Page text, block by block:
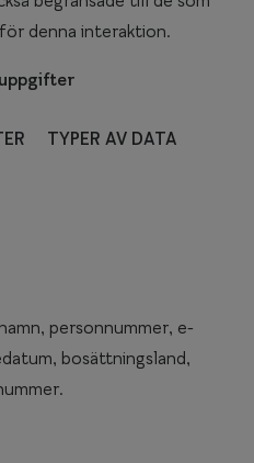
denna interaktion.
TYPER AV DATA
personnummer, e-
bosättningsland,